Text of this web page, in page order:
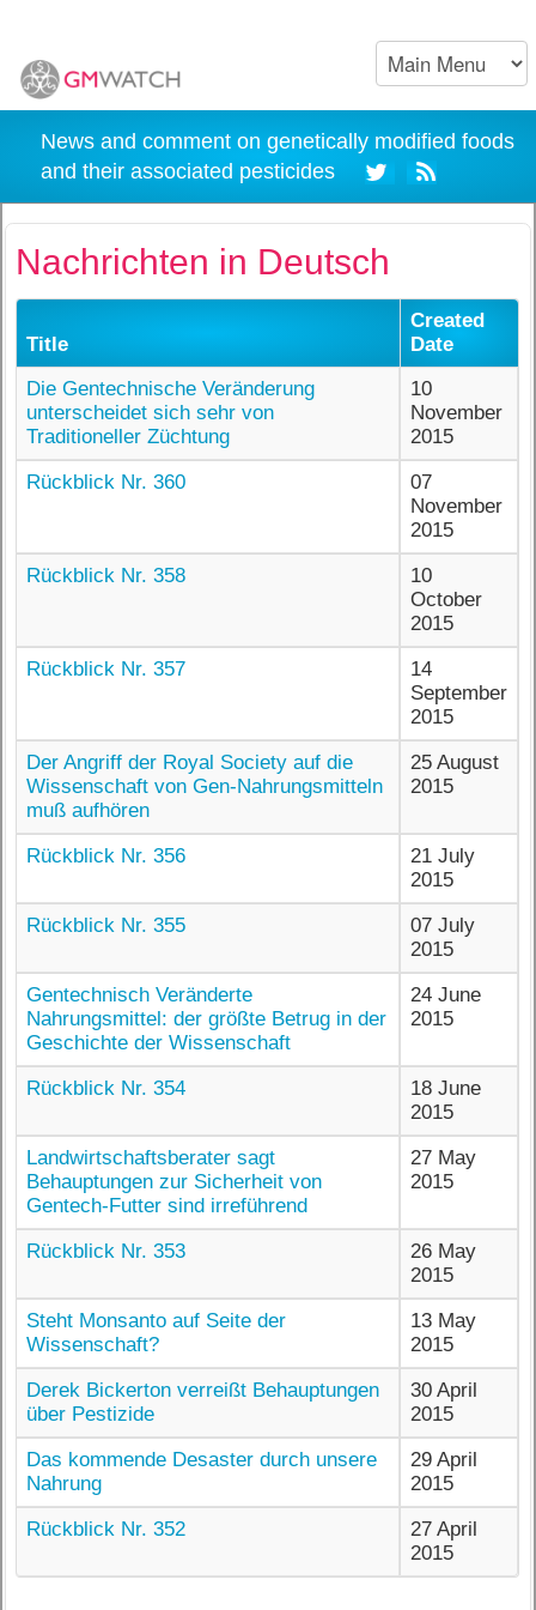
News and comment on genetically modified foods
and their associated pesticides
Nachrichten in Deutsch
Title
Created
Date
Die Gentechnische Veränderung
unterscheidet sich sehr von
Traditioneller Züchtung
10
November
2015
Rückblick Nr. 360
07
November
2015
Rückblick Nr. 358
10
October
2015
Rückblick Nr. 357
14
September
2015
Der Angriff der Royal Society auf die
Wissenschaft von Gen-Nahrungsmitteln
muß aufhören
25 August
2015
Rückblick Nr. 356
21 July
2015
Rückblick Nr. 355
07 July
2015
Gentechnisch Veränderte
Nahrungsmittel: der größte Betrug in der
Geschichte der Wissenschaft
24 June
2015
Rückblick Nr. 354
18 June
2015
Landwirtschaftsberater sagt
Behauptungen zur Sicherheit von
Gentech-Futter sind irreführend
27 May
2015
Rückblick Nr. 353
26 May
2015
Steht Monsanto auf Seite der
Wissenschaft?
13 May
2015
Derek Bickerton verreißt Behauptungen
über Pestizide
30 April
2015
Das kommende Desaster durch unsere
Nahrung
29 April
2015
Rückblick Nr. 352
27 April
2015